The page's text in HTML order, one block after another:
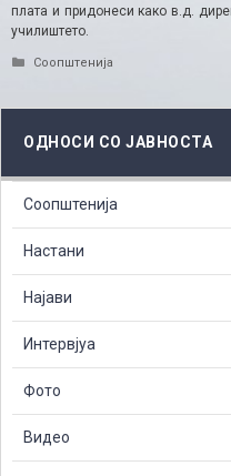
плата и придонеси како в.д.
училиштето.
Categories
Соопштенија
ОДНОСИ СО ЈАВНОСТА
Соопштенија
Настани
Најави
Интервјуа
Фото
Видео